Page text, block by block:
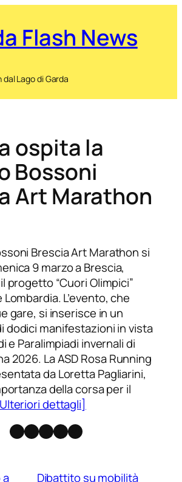
Flash News
Lago di Garda
ospita la
Bossoni
Art Marathon
Brescia Art Marathon si
9 marzo a Brescia,
progetto “Cuori Olimpici”
L’evento, che
gare, si inserisce in un
dodici manifestazioni in vista
e Paralimpiadi invernali di
2026. La ASD Rosa Running
da Loretta Pagliarini,
della corsa per il
dettagli]
Facebook
Instagram
X Threads
Telegram
Dibattito su mobilità